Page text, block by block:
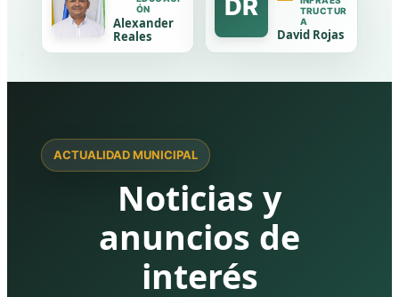
ÓN
Alexander
Reales
DR
TRUCTUR
A
David Rojas
ACTUALIDAD MUNICIPAL
Noticias y
anuncios de
interés